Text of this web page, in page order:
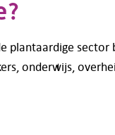
plantaardige sector
onderwijs,